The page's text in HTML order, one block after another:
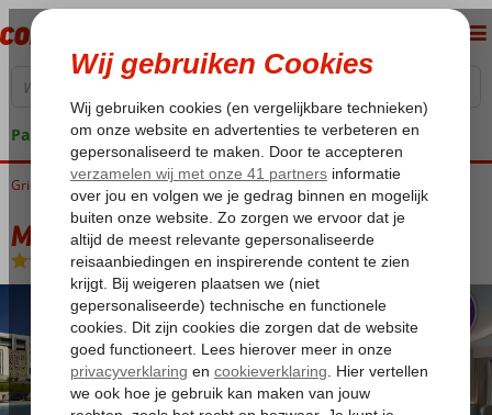
Pakketgarantie
Home
Griekenland Rhodos Kiotari Mayia Exclusive Resort & Spa
Mayia Exclusive Resort & Spa
Ultra All Inclusive-Hotel